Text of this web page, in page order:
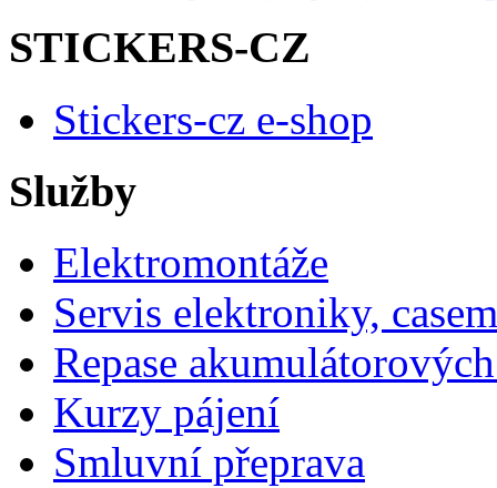
STICKERS-CZ
Stickers-cz e-shop
Služby
Elektromontáže
Servis elektroniky,
Repase
Kurzy pájení
Smluvní přeprava